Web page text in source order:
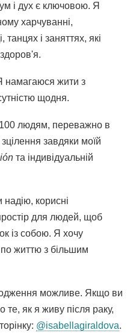
і дух є ключовою. Я
харчуванні,
і заняттях, які
намагаюся жити з
щодня.
людям, переважно в
завдяки моїй
та індивідуальній
корисні
для людей, щоб
із собою. Я хочу
життю з більшим
можливе. Якщо ви
те, як я живу після раку,
@isabellagiraldova.